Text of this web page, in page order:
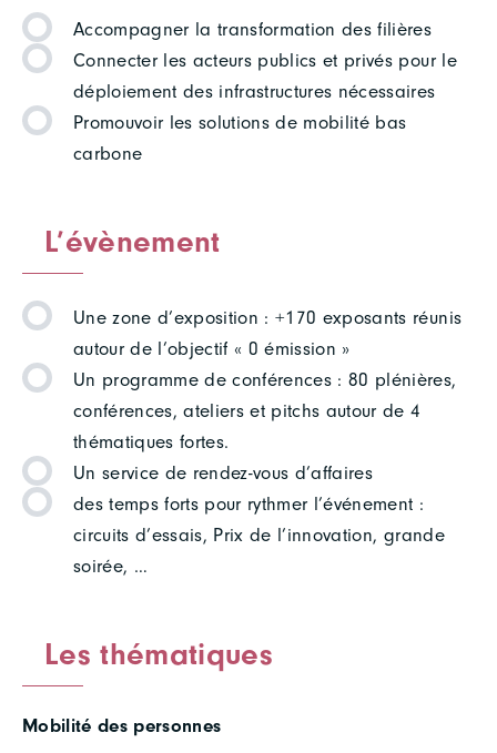
Accompagner la transformation des filières
Connecter les acteurs publics et privés pour le
déploiement des infrastructures nécessaires
Promouvoir les solutions de mobilité bas
carbone
L’évènement
Une zone d’exposition : +170 exposants réunis
autour de l’objectif « 0 émission »
Un programme de conférences : 80 plénières,
conférences, ateliers et pitchs autour de 4
thématiques fortes.
Un service de rendez-vous d’affaires
des temps forts pour rythmer l’événement :
circuits d’essais, Prix de l’innovation, grande
soirée, …
Les thématiques
Mobilité des personnes